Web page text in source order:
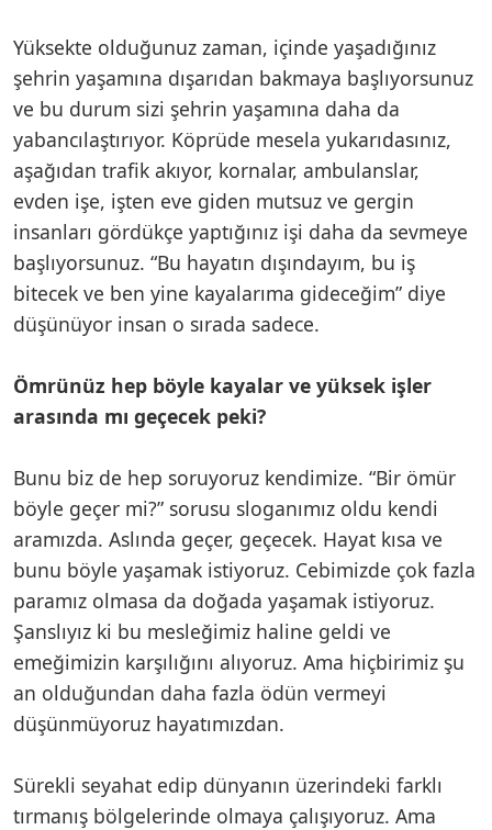
Yüksekte olduğunuz zaman, içinde yaşadığınız
şehrin yaşamına dışarıdan bakmaya başlıyorsunuz
ve bu durum sizi şehrin yaşamına daha da
yabancılaştırıyor. Köprüde mesela yukarıdasınız,
aşağıdan trafik akıyor, kornalar, ambulanslar,
evden işe, işten eve giden mutsuz ve gergin
insanları gördükçe yaptığınız işi daha da sevmeye
başlıyorsunuz. “Bu hayatın dışındayım, bu iş
bitecek ve ben yine kayalarıma gideceğim” diye
düşünüyor insan o sırada sadece.
Ömrünüz hep böyle kayalar ve yüksek işler
arasında mı geçecek peki?
Bunu biz de hep soruyoruz kendimize. “Bir ömür
böyle geçer mi?” sorusu sloganımız oldu kendi
aramızda. Aslında geçer, geçecek. Hayat kısa ve
bunu böyle yaşamak istiyoruz. Cebimizde çok fazla
paramız olmasa da doğada yaşamak istiyoruz.
Şanslıyız ki bu mesleğimiz haline geldi ve
emeğimizin karşılığını alıyoruz. Ama hiçbirimiz şu
an olduğundan daha fazla ödün vermeyi
düşünmüyoruz hayatımızdan.
Sürekli seyahat edip dünyanın üzerindeki farklı
tırmanış bölgelerinde olmaya çalışıyoruz. Ama